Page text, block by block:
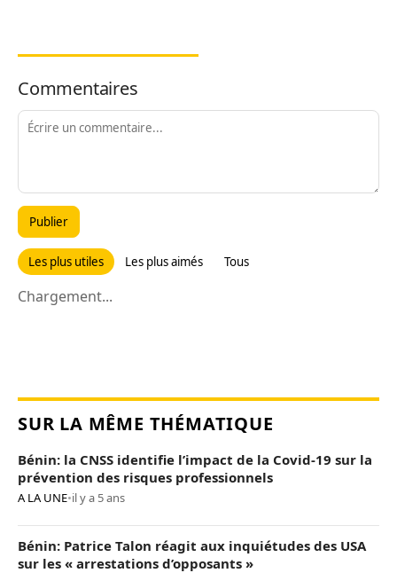
Commentaires
Publier
Les plus utiles Les plus aimés Tous
Chargement...
SUR LA MÊME THÉMATIQUE
Bénin: la CNSS identifie l’impact de la Covid-19 sur la
prévention des risques professionnels
A LA UNE•il y a 5 ans
Bénin: Patrice Talon réagit aux inquiétudes des USA
sur les « arrestations d’opposants »